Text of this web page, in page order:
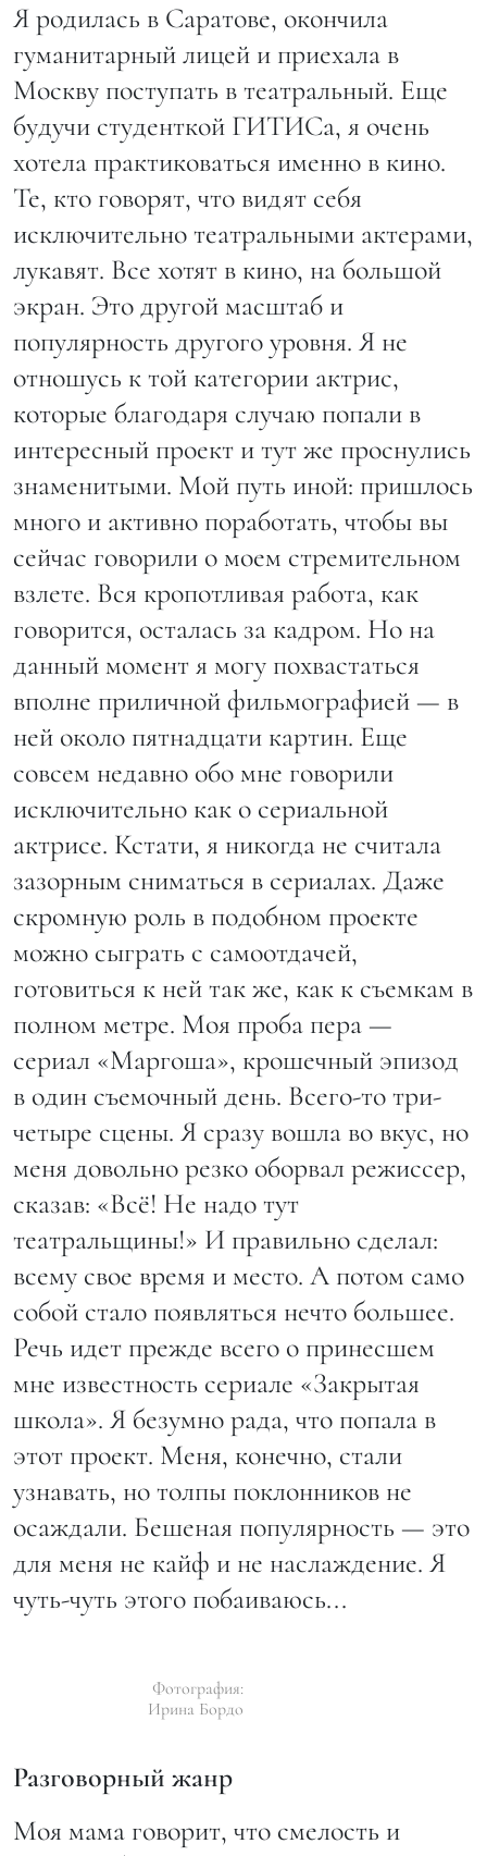
Я родилась в Саратове, окончила
гуманитарный лицей и приехала в
Москву поступать в театральный. Еще
будучи студенткой ГИТИСа, я очень
хотела практиковаться именно в кино.
Те, кто говорят, что видят себя
исключительно театральными актерами,
лукавят. Все хотят в кино, на большой
экран. Это другой масштаб и
популярность другого уровня. Я не
отношусь к той категории актрис,
которые благодаря случаю попали в
интересный проект и тут же проснулись
знаменитыми. Мой путь иной: пришлось
много и активно поработать, чтобы вы
сейчас говорили о моем стремительном
взлете. Вся кропотливая работа, как
говорится, осталась за кадром. Но на
данный момент я могу похвастаться
вполне приличной фильмографией — в
ней около пятнадцати картин. Еще
совсем недавно обо мне говорили
исключительно как о сериальной
актрисе. Кстати, я никогда не считала
зазорным сниматься в сериалах. Даже
скромную роль в подобном проекте
можно сыграть с самоотдачей,
готовиться к ней так же, как к съемкам в
полном метре. Моя проба пера —
сериал «Маргоша», крошечный эпизод
в один съемочный день. Всего-то три-
четыре сцены. Я сразу вошла во вкус, но
меня довольно резко оборвал режиссер,
сказав: «Всё! Не надо тут
театральщины!» И правильно сделал:
всему свое время и место. А потом само
собой стало появляться нечто большее.
Речь идет прежде всего о принесшем
мне известность сериале «Закрытая
школа». Я безумно рада, что попала в
этот проект. Меня, конечно, стали
узнавать, но толпы поклонников не
осаждали. Бешеная популярность — это
для меня не кайф и не наслаждение. Я
чуть-чуть этого побаиваюсь...
Фотография:
Ирина Бордо
Разговорный жанр
Моя мама говорит, что смелость и